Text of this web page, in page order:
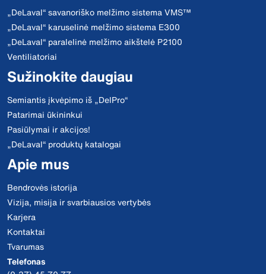
„DeLaval“ savanoriško melžimo sistema VMS™
„DeLaval“ karuselinė melžimo sistema E300
„DeLaval“ paralelinė melžimo aikštelė P2100
Ventiliatoriai
Sužinokite daugiau
Semiantis įkvėpimo iš „DelPro“
Patarimai ūkininkui
Pasiūlymai ir akcijos!
„DeLaval“ produktų katalogai
Apie mus
Bendrovės istorija
Vizija, misija ir svarbiausios vertybės
Karjera
Kontaktai
Tvarumas
Telefonas